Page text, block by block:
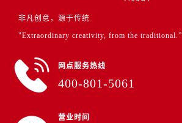
非凡创意，源于传统
"Extraordinary creativity, from the traditional.”
网点服务热线
400-801-5061
营业时间